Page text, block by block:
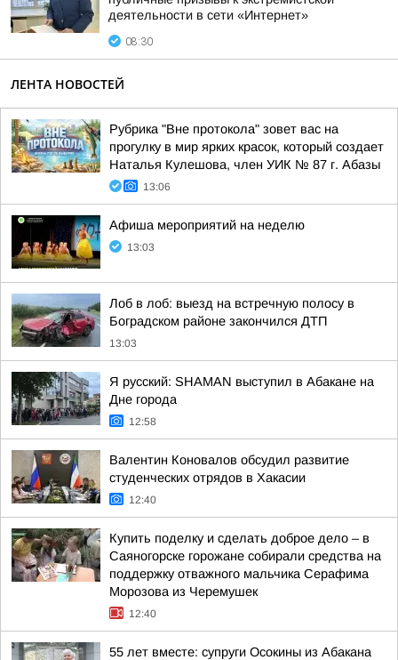
деятельности в сети «Интернет»
08:30
ЛЕНТА НОВОСТЕЙ
Рубрика "Вне протокола" зовет вас на
прогулку в мир ярких красок, который создает
Наталья Кулешова, член УИК № 87 г. Абазы
13:06
Афиша мероприятий на неделю
13:03
Лоб в лоб: выезд на встречную полосу в
Боградском районе закончился ДТП
13:03
Я русский: SHAMAN выступил в Абакане на
Дне города
12:58
Валентин Коновалов обсудил развитие
студенческих отрядов в Хакасии
12:40
Купить поделку и сделать доброе дело – в
Саяногорске горожане собирали средства на
поддержку отважного мальчика Серафима
Морозова из Черемушек
12:40
55 лет вместе: супруги Осокины из Абакана